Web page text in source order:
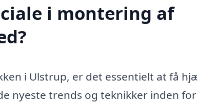
i montering af
i Ulstrup, er det essentielt at få
nyeste trends og teknikker inden for